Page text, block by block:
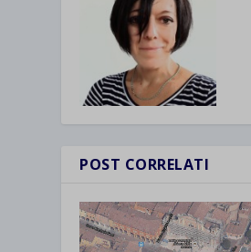
POST CORRELATI